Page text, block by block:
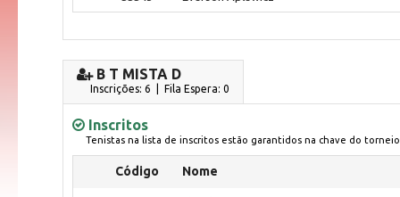
B T MISTA D
Inscrições: 6 | Fila Espera: 0
Inscritos
Tenistas na lista de inscritos estão garantidos na chave do torneio
Código Nome